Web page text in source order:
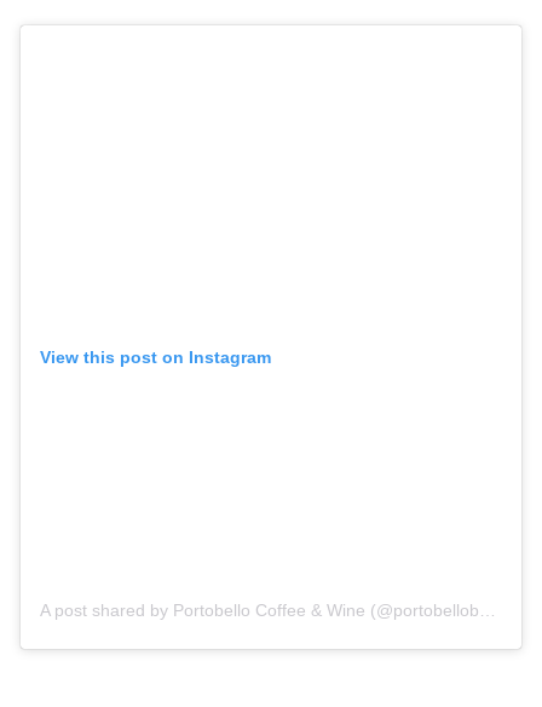
View this post on Instagram
A post shared by Portobello Coffee & Wine (@portobellobudapest)